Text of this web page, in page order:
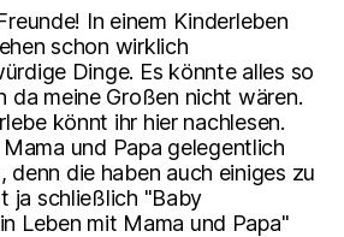
In einem Kinderleben
schon wirklich
Dinge. Es könnte alles so
da meine Großen nicht wären.
könnt ihr hier nachlesen.
und Papa gelegentlich
denn die haben auch einiges zu
ja schließlich "Baby
Leben mit Mama und Papa"